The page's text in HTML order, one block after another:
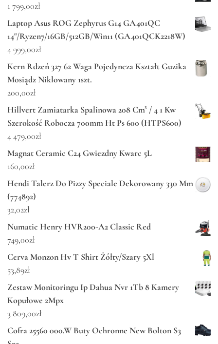
1 799,00zł
Laptop Asus ROG Zephyrus G14 GA401QC
14"/Ryzen7/16GB/512GB/Win11 (GA401QCK2218W)
4 999,00zł
Kern Rdzeń 327 62 Waga Pojedyncza Kształt Guzika
Mosiądz Niklowany 1szt.
200,00zł
Hillvert Zamiatarka Spalinowa 208 Cm³ / 4 1 Kw
Szerokość Robocza 700mm Ht Ps 600 (HTPS600)
4 479,00zł
Magnat Ceramic C24 Gwiezdny Kwarc 5L
160,00zł
Hendi Talerz Do Pizzy Speciale Dekorowany 330 Mm
(774892)
32,02zł
Numatic Henry HVR200-A2 Classic Red
749,00zł
Cerva Monzon Hv T Shirt Żółty/Szary 5Xl
53,89zł
Zestaw Monitoringu Ip Dahua Nvr 1Tb 8 Kamery
Kopułowe 2Mpx
3 809,00zł
Cofra 25560 000.W Buty Ochronne New Bolton S3